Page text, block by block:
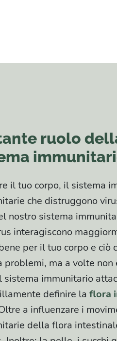
ruolo
il tuo corpo, il sistema
che distruggono
nostro sistema
interagiscono
per il tuo corpo e
problemi, ma a volte
sistema immunitario
definire la flora
a influenzare i
della flora